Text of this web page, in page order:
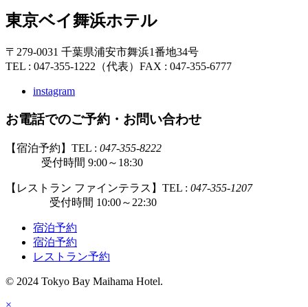
東京ベイ舞浜ホテル
〒279-0031 千葉県浦安市舞浜1番地34号
TEL : 047-355-1222（代表） FAX : 047-355-6777
instagram
お電話でのご予約・お問い合わせ
【宿泊予約】TEL : 047-355-8222
受付時間 9:00～18:30
【レストラン ファインテラス】TEL : 047-355-1207
受付時間 10:00～22:30
宿泊予約
宿泊予約
レストラン予約
© 2024 Tokyo Bay Maihama Hotel.
×